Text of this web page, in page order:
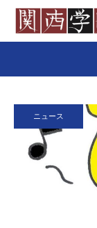
ニュース